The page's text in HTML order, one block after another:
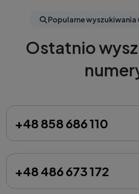
Popularne wyszukiwania
Ostatnio
+48 858 686 110
+48 486 673 172